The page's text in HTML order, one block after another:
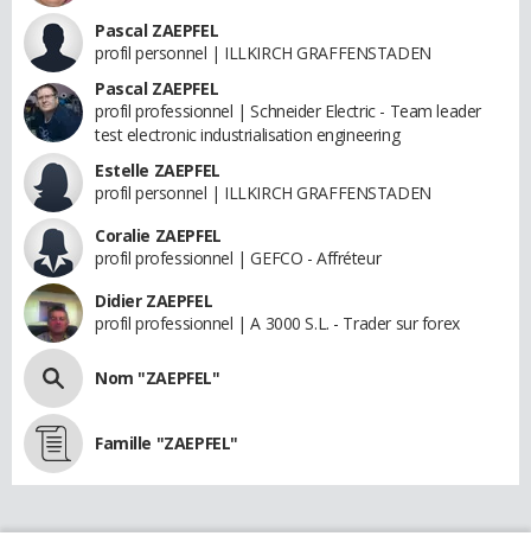
Pascal ZAEPFEL
profil personnel | ILLKIRCH GRAFFENSTADEN
Pascal ZAEPFEL
profil professionnel | Schneider Electric - Team leader
test electronic industrialisation engineering
Estelle ZAEPFEL
profil personnel | ILLKIRCH GRAFFENSTADEN
Coralie ZAEPFEL
profil professionnel | GEFCO - Affréteur
Didier ZAEPFEL
profil professionnel | A 3000 S.L. - Trader sur forex
Nom "ZAEPFEL"
Famille "ZAEPFEL"